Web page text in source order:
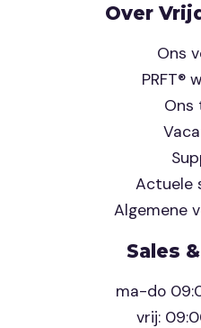
Over
Ons
PRFT®
Ons
Actuele
Algemene
Sales
ma-do
vrij: